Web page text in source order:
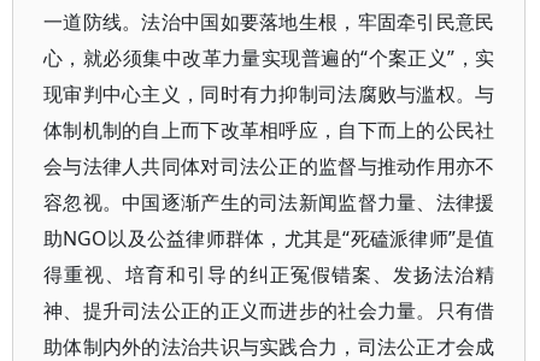
一道防线。法治中国如要落地生根，牢固牵引民意民
心，就必须集中改革力量实现普遍的“个案正义”，实
现审判中心主义，同时有力抑制司法腐败与滥权。与
体制机制的自上而下改革相呼应，自下而上的公民社
会与法律人共同体对司法公正的监督与推动作用亦不
容忽视。中国逐渐产生的司法新闻监督力量、法律援
助NGO以及公益律师群体，尤其是“死磕派律师”是值
得重视、培育和引导的纠正冤假错案、发扬法治精
神、提升司法公正的正义而进步的社会力量。只有借
助体制内外的法治共识与实践合力，司法公正才会成